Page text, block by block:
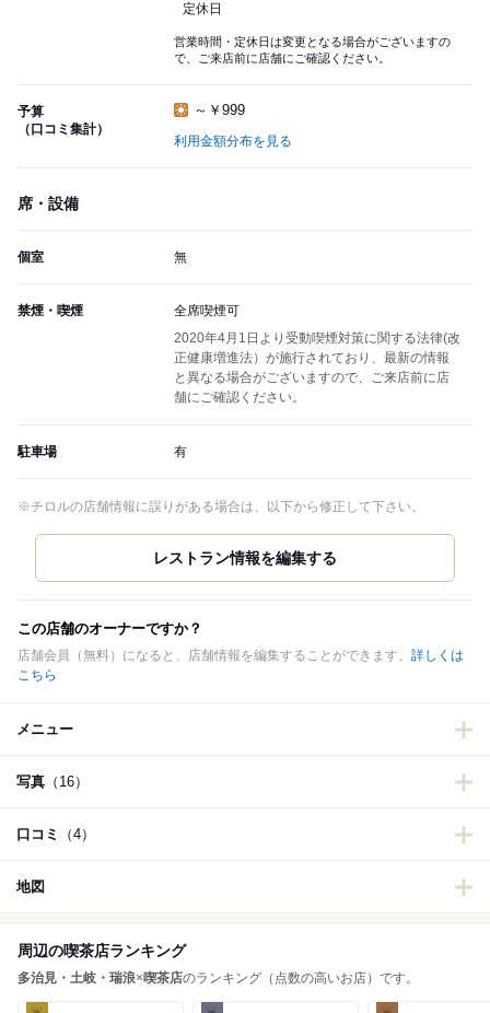
定休日
営業時間・定休日は変更となる場合がございますの
で、ご来店前に店舗にご確認ください。
予算
（口コミ集計）
～￥999
利用金額分布を見る
席・設備
個室 無
禁煙・喫煙
全席喫煙可
2020年4月1日より受動喫煙対策に関する法律(改
正健康増進法）が施行されており、最新の情報
と異なる場合がございますので、ご来店前に店
舗にご確認ください。
駐車場 有
※チロルの店舗情報に誤りがある場合は、以下から修正して下さい。
この店舗のオーナーですか？
店舗会員（無料）になると、店舗情報を編集することができます。 詳しくは
こちら
メニュー
写真 （16）
口コミ （4）
地図
周辺の喫茶店ランキング
多治見・土岐・瑞浪×喫茶店のランキング（点数の高いお店）です。